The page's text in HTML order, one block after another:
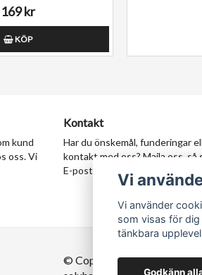
169 kr
KÖP
kund
oss. Vi
Kontakt
Har du önskemål, funderingar
kontakt med oss? Maila oss, så
E-postadress:
© Copyright TastyPersia -
Vi
Vi använder
som visas för
tänkbara
Godkänn